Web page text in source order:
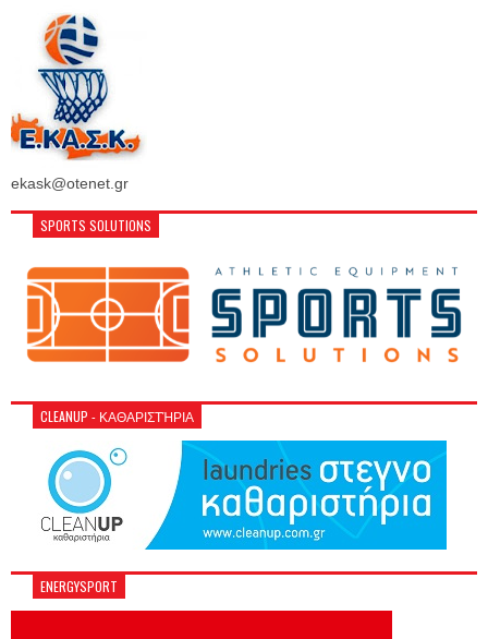
ekask@otenet.gr
SPORTS SOLUTIONS
CLEANUP - ΚΑΘΑΡΙΣΤΉΡΙΑ
ENERGYSPORT